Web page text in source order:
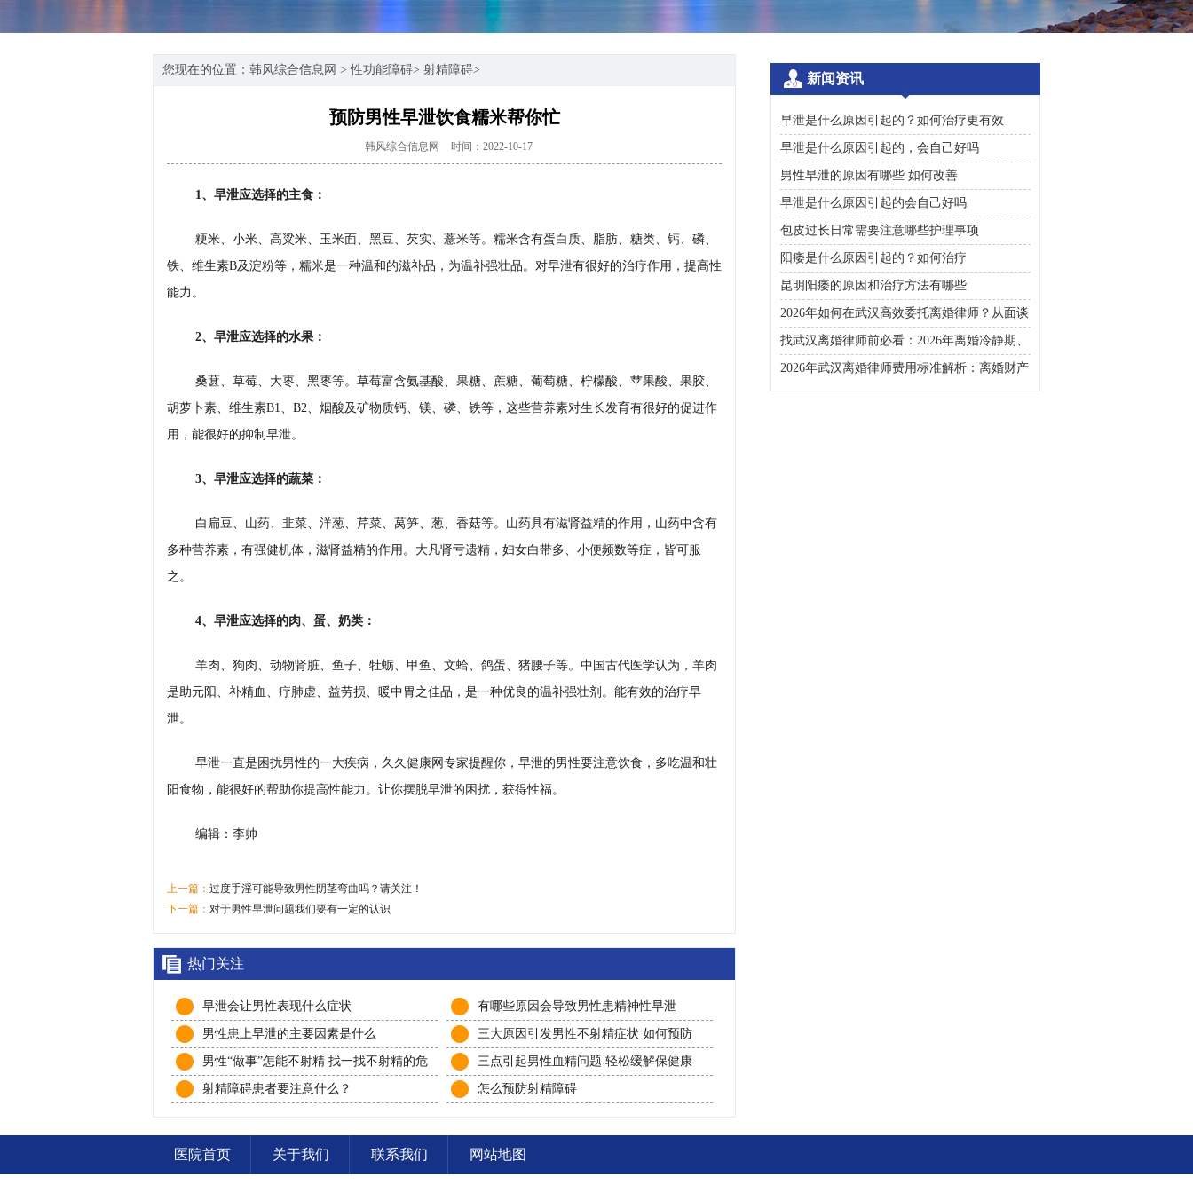
您现在的位置： 韩风综合信息网 >性功能障碍> 射精障碍>
预防男性早泄饮食糯米帮你忙
韩风综合信息网 时间：2022-10-17
1、早泄应选择的主食：
粳米、小米、高粱米、玉米面、黑豆、芡实、薏米等。糯米含有蛋白质、脂肪、糖类、钙、磷、
铁、维生素B及淀粉等，糯米是一种温和的滋补品，为温补强壮品。对早泄有很好的治疗作用，提高性
能力。
2、早泄应选择的水果：
桑葚、草莓、大枣、黑枣等。草莓富含氨基酸、果糖、蔗糖、葡萄糖、柠檬酸、苹果酸、果胶、
胡萝卜素、维生素B1、B2、烟酸及矿物质钙、镁、磷、铁等，这些营养素对生长发育有很好的促进作
用，能很好的抑制早泄。
3、早泄应选择的蔬菜：
白扁豆、山药、韭菜、洋葱、芹菜、莴笋、葱、香菇等。山药具有滋肾益精的作用，山药中含有
多种营养素，有强健机体，滋肾益精的作用。大凡肾亏遗精，妇女白带多、小便频数等症，皆可服
之。
4、早泄应选择的肉、蛋、奶类：
羊肉、狗肉、动物肾脏、鱼子、牡蛎、甲鱼、文蛤、鸽蛋、猪腰子等。中国古代医学认为，羊肉
是助元阳、补精血、疗肺虚、益劳损、暖中胃之佳品，是一种优良的温补强壮剂。能有效的治疗早
泄。
早泄一直是困扰男性的一大疾病，久久健康网专家提醒你，早泄的男性要注意饮食，多吃温和壮
阳食物，能很好的帮助你提高性能力。让你摆脱早泄的困扰，获得性福。
编辑：李帅
上一篇： 过度手淫可能导致男性阴茎弯曲吗？请关注！
下一篇： 对于男性早泄问题我们要有一定的认识
热门关注
早泄会让男性表现什么症状 有哪些原因会导致男性患精神性早泄
男性患上早泄的主要因素是什么
三大原因引发男性不射精症状 如何预防
不射精问题发生
男性“做事”怎能不射精 找一找不射精的危
害
三点引起男性血精问题 轻松缓解保健康
射精障碍患者要注意什么？ 怎么预防射精障碍
新闻资讯
早泄是什么原因引起的？如何治疗更有效
早泄是什么原因引起的，会自己好吗
男性早泄的原因有哪些 如何改善
早泄是什么原因引起的会自己好吗
包皮过长日常需要注意哪些护理事项
阳痿是什么原因引起的？如何治疗
昆明阳痿的原因和治疗方法有哪些
2026年如何在武汉高效委托离婚律师？从面谈
咨询到判决执行的完整避雷手册
找武汉离婚律师前必看：2026年离婚冷静期、
彩礼返还及房产分割高频问题汇总
2026年武汉离婚律师费用标准解析：离婚财产
医院首页 关于我们 联系我们 网站地图